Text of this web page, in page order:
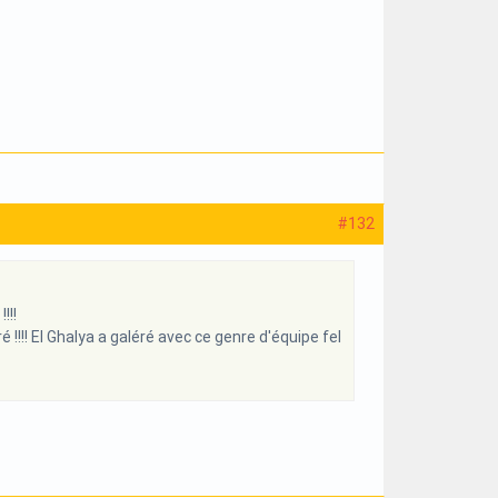
#132
El Ghalya a galéré avec ce genre d'équipe fel